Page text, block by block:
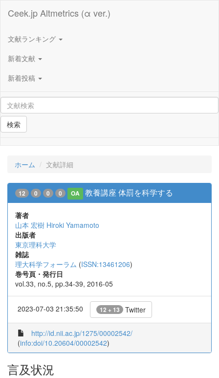
Ceek.jp Altmetrics (α ver.)
文献ランキング
新着文献
新着投稿
検索
ホーム 文献詳細
12 0 0 0 OA 教養講座 体罰を科学する
著者
山本 宏樹 Hiroki Yamamoto
出版者
東京理科大学
雑誌
理大科学フォーラム (ISSN:13461206)
巻号頁・発行日
vol.33, no.5, pp.34-39, 2016-05
2023-07-03 21:35:50 12 + 13 Twitter
http://id.nii.ac.jp/1275/00002542/
(info:doi/10.20604/00002542)
言及状況